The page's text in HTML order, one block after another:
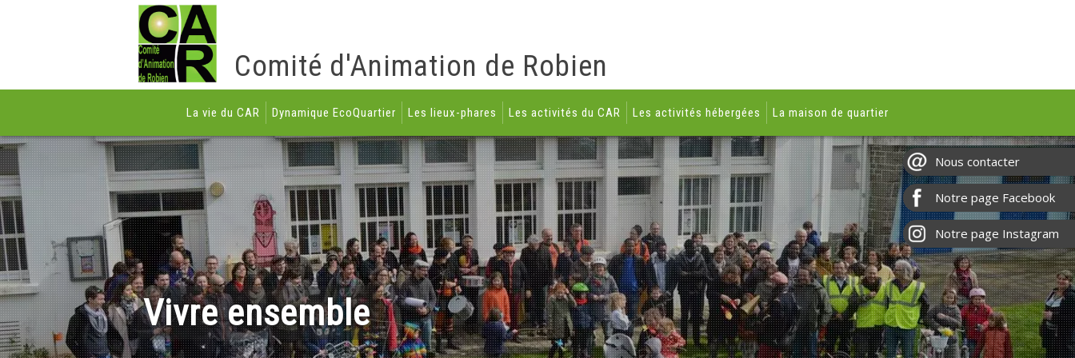
Comité d'Animation de Robien
La vie du CAR Dynamique EcoQuartier Les lieux-phares Les activités du CAR Les activités hébergées La maison de quartier
Vivre ensemble